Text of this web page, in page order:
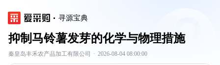
寻源宝典
抑制马铃薯发芽的化学与物理措施
秦皇岛丰禾农产品加工有限公司 · 2026-08-04 08:00:00